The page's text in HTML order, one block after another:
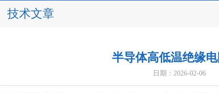
技术文章
半导体高低温绝缘
日期：2026-02-06